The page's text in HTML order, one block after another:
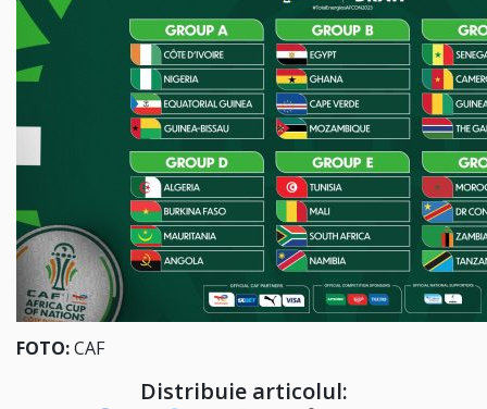
FOTO:CAF
Distribuie articolul: